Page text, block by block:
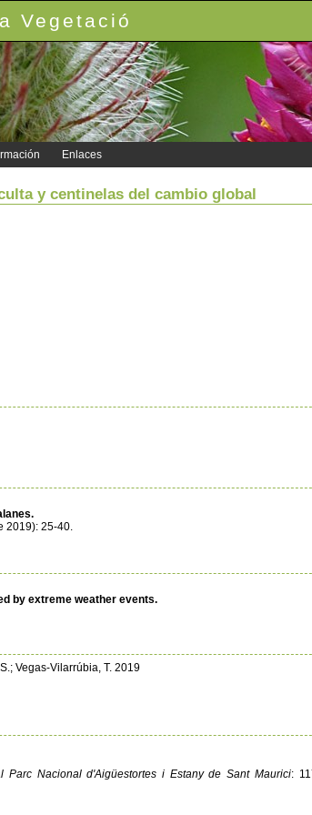
Vegetació
Enlaces
y centinelas del cambio global
2019): 25-40.
by extreme weather events.
Vegas-Vilarrúbia, T. 2019
Nacional d'Aigüestortes i Estany de Sant Maurici: